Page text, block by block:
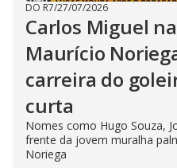
DO R7/27/07/2026
Carlos Miguel
Maurício
carreira do
curta
Nomes como Hugo Souza,
frente da jovem muralha
Noriega